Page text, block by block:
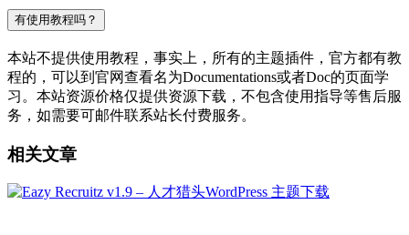
有使用教程吗？
本站不提供使用教程，事实上，所有的主题插件，官方都有教
程的，可以到官网查看名为Documentations或者Doc的页面学
习。本站资源价格仅提供资源下载，不包含使用指导等售后服
务，如需要可邮件联系站长付费服务。
相关文章